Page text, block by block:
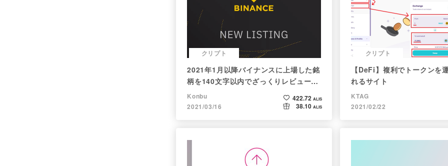
クリプト
2021年1月以降バイナンスに上場した銘
柄を140文字以内でざっくりレビュー
（Twitter向け情報まとめ）
Konbu
2021/03/16
422.72 ALIS
38.10 ALIS
クリプト
【DeFi】複利でトークンを
れるサイト
KTAG
2021/02/22